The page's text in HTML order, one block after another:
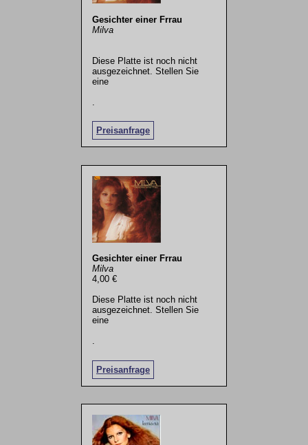
Gesichter einer Frrau
Milva
Diese Platte ist noch nicht
ausgezeichnet. Stellen Sie
eine
Preisanfrage
Gesichter einer Frrau
Milva
4,00 €
Diese Platte ist noch nicht
ausgezeichnet. Stellen Sie
eine
Preisanfrage
.